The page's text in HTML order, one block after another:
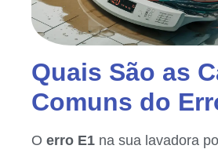
Quais São as
Comuns do
O erro E1 na sua lavadora